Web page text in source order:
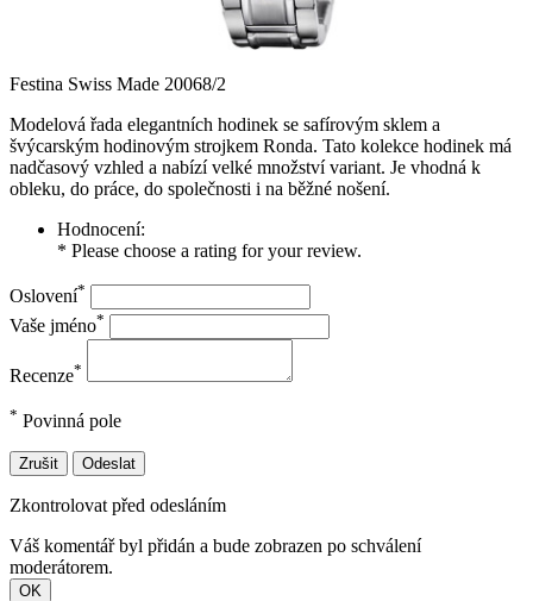
Festina Swiss Made 20068/2
Modelová řada elegantních hodinek se safírovým sklem a
švýcarským hodinovým strojkem Ronda. Tato kolekce hodinek má
nadčasový vzhled a nabízí velké množství variant. Je vhodná k
obleku, do práce, do společnosti i na běžné nošení.
Hodnocení:
* Please choose a rating for your review.
Oslovení*
Vaše jméno*
Recenze*
* Povinná pole
Zrušit Odeslat
Zkontrolovat před odesláním
Váš komentář byl přidán a bude zobrazen po schválení
moderátorem.
OK